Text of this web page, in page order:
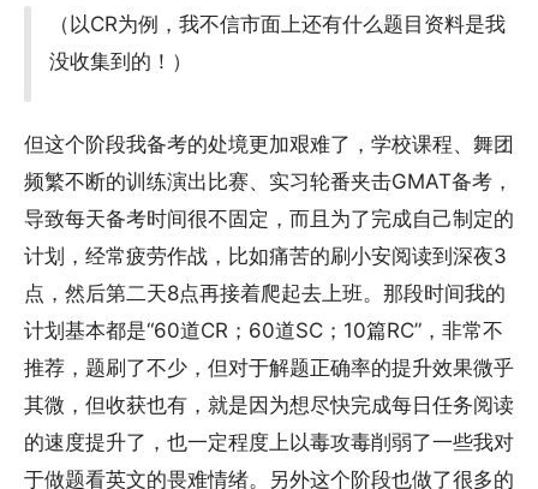
（以CR为例，我不信市面上还有什么题目资料是我
没收集到的！）
但这个阶段我备考的处境更加艰难了，学校课程、舞团
频繁不断的训练演出比赛、实习轮番夹击GMAT备考，
导致每天备考时间很不固定，而且为了完成自己制定的
计划，经常疲劳作战，比如痛苦的刷小安阅读到深夜3
点，然后第二天8点再接着爬起去上班。那段时间我的
计划基本都是“60道CR；60道SC；10篇RC”，非常不
推荐，题刷了不少，但对于解题正确率的提升效果微乎
其微，但收获也有，就是因为想尽快完成每日任务阅读
的速度提升了，也一定程度上以毒攻毒削弱了一些我对
于做题看英文的畏难情绪。另外这个阶段也做了很多的